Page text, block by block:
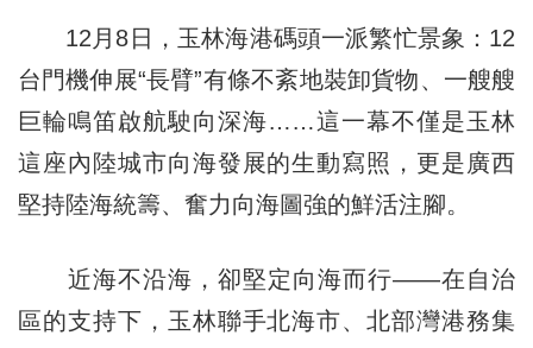
12月8日，玉林海港碼頭一派繁忙景象：12
台門機伸展“長臂”有條不紊地裝卸貨物、一艘艘
巨輪鳴笛啟航駛向深海……這一幕不僅是玉林
這座內陸城市向海發展的生動寫照，更是廣西
堅持陸海統籌、奮力向海圖強的鮮活注腳。
近海不沿海，卻堅定向海而行——在自治
區的支持下，玉林聯手北海市、北部灣港務集